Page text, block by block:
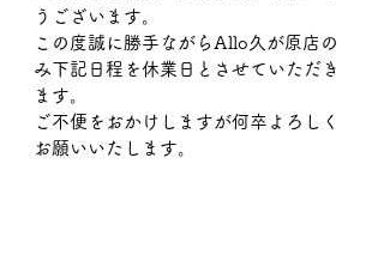
うございます。
この度誠に勝手ながらAllo久が原店の
み下記日程を休業日とさせていただき
ます。
ご不便をおかけしますが何卒よろしく
お願いいたします。